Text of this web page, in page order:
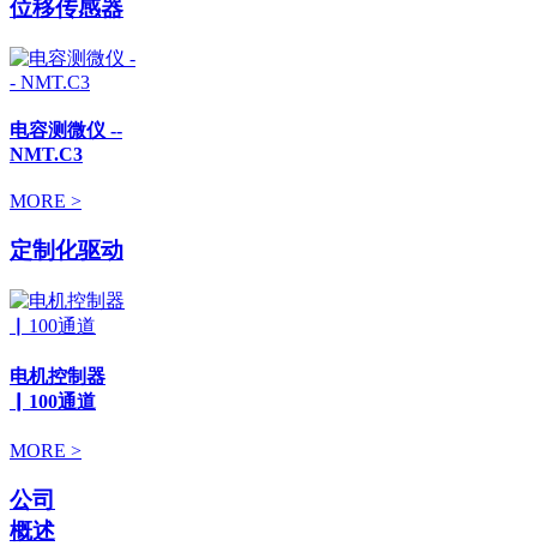
位移传感器
电容测微仪 --
NMT.C3
MORE >
定制化驱动
电机控制器
▏100通道
MORE >
公司
概述